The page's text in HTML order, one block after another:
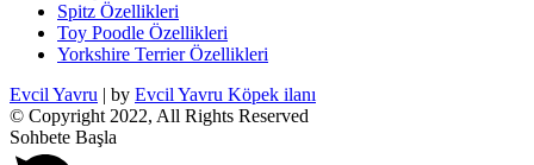
Spitz Özellikleri
Toy Poodle Özellikleri
Yorkshire Terrier Özellikleri
Evcil Yavru | by Evcil Yavru Köpek ilanı
© Copyright 2022, All Rights Reserved
Sohbete Başla